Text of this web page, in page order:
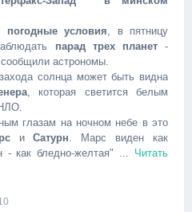
погодные условия, в пятницу
парад трех планет-
астрономы.
солнца может быть видна
, которая светится белым
глазам на ночном небе в это
иСатурн. Марс виден как
- как бледно-желтая" ... Читать